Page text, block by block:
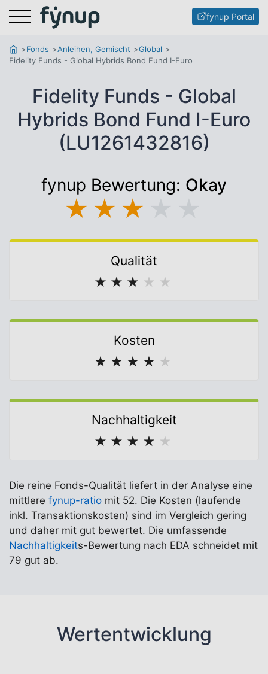
Menu fynup Portal
Fonds Anleihen, Gemischt
Global
Fidelity Funds - Global Hybrids Bond Fund I-Euro
Fidelity Funds - Global
Hybrids Bond Fund I-Euro
(LU1261432816)
fynup Bewertung: Okay
★ ★ ★
Qualität
★ ★ ★ ★ ★
Kosten
★ ★ ★ ★ ★
Nachhaltigkeit
★ ★ ★ ★ ★
Die reine Fonds-Qualität liefert in der Analyse eine
mittlere fynup-ratio mit 52. Die Kosten (laufende
inkl. Transaktionskosten) sind im Vergleich gering
und daher mit gut bewertet. Die umfassende
Nachhaltigkeits-Bewertung nach EDA schneidet mit
79 gut ab.
Wertentwicklung